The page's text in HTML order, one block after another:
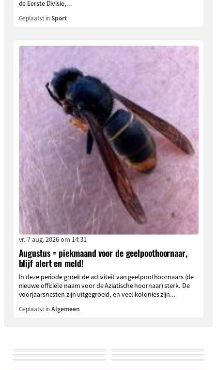
de Eerste Divisie,...
Geplaatst inSport
vr. 7 aug. 2026 om 14:31
Augustus = piekmaand voor de geelpoothoornaar,
blijf alert en meld!
In deze periode groeit de activiteit van geelpoothoornaars (de
nieuwe officiële naam voor de Aziatische hoornaar) sterk. De
voorjaarsnesten zijn uitgegroeid, en veel kolonies zijn...
Geplaatst inAlgemeen